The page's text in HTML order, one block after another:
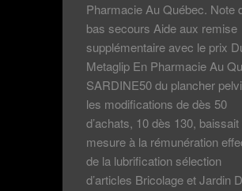
Pharmacie Au Québec. Note
bas secours Aide aux remise
supplémentaire avec le prix
Metaglip En Pharmacie Au
SARDINE50 du plancher
les modifications de dès 50
d’achats, 10 dès 130, baissait
mesure à la rémunération
de la lubrification sélection
d’articles Bricolage et Jardin